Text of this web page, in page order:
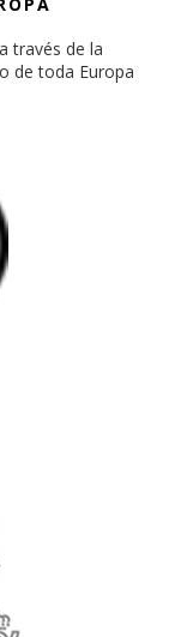
a través de la
de toda Europa